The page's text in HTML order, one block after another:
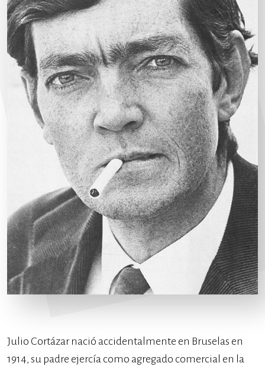
Julio Cortázar nació accidentalmente en Bruselas en
1914, su padre ejercía como agregado comercial en la